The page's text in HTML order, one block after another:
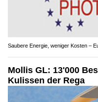
Saubere Energie, weniger Kosten –
Mollis GL: 13'000
Kulissen der Rega